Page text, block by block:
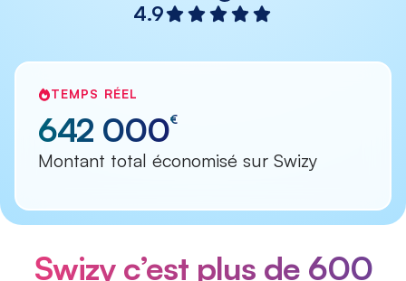
4.9
TEMPS RÉEL
642 000€
Montant total économisé sur Swizy
Swizy c’est plus de 600